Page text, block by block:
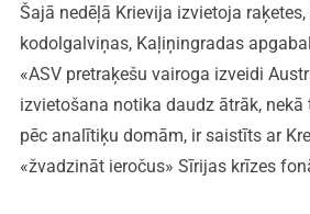
Šajā nedēļā Krievija izvietoja
kodolgalviņas, Kaļiņingradas
«ASV pretraķešu vairoga izveidi
izvietošana notika daudz ātrāk,
pēc analītiķu domām, ir saistīts ar
«žvadzināt ieročus» Sīrijas krīzes